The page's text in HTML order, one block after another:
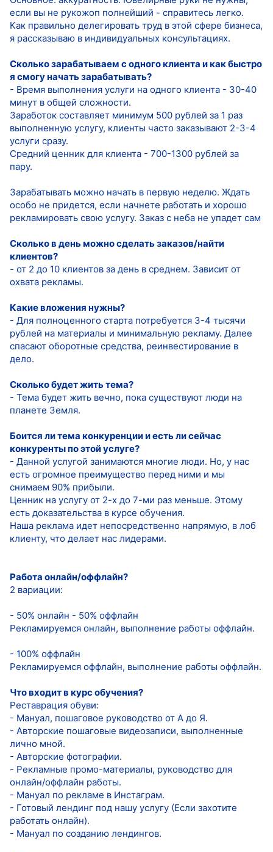
если вы не рукожоп полнейший - справитесь легко.
Как правильно делегировать труд в этой сфере бизнеса,
я рассказываю в индивидуальных консультациях.
Сколько зарабатываем с одного клиента и как быстро
я смогу начать зарабатывать?
- Время выполнения услуги на одного клиента - 30-40
минут в общей сложности.
Заработок составляет минимум 500 рублей за 1 раз
выполненную услугу, клиенты часто заказывают 2-3-4
услуги сразу.
Средний ценник для клиента - 700-1300 рублей за
пару.
Зарабатывать можно начать в первую неделю. Ждать
особо не придется, если начнете работать и хорошо
рекламировать свою услугу. Заказ с неба не упадет сам
Сколько в день можно сделать заказов/найти
клиентов?
- от 2 до 10 клиентов за день в среднем. Зависит от
охвата рекламы.
Какие вложения нужны?
- Для полноценного старта потребуется 3-4 тысячи
рублей на материалы и минимальную рекламу. Далее
спасают оборотные средства, реинвестирование в
дело.
Сколько будет жить тема?
- Тема будет жить вечно, пока существуют люди на
планете Земля.
Боится ли тема конкуренции и есть ли сейчас
конкуренты по этой услуге?
- Данной услугой занимаются многие люди. Но, у нас
есть огромное преимущество перед ними и мы
снимаем 90% прибыли.
Ценник на услугу от 2-х до 7-ми раз меньше. Этому
есть доказательства в курсе обучения.
Наша реклама идет непосредственно напрямую, в лоб
клиенту, что делает нас лидерами.
Работа онлайн/оффлайн?
2 вариации:
- 50% онлайн - 50% оффлайн
Рекламируемся онлайн, выполнение работы оффлайн.
- 100% оффлайн
Рекламируемся оффлайн, выполнение работы оффлайн.
Что входит в курс обучения?
Реставрация обуви:
- Мануал, пошаговое руководство от А до Я.
- Авторские пошаговые видеозаписи, выполненные
лично мной.
- Авторские фотографии.
- Рекламные промо-материалы, руководство для
онлайн/оффлайн работы.
- Мануал по рекламе в Инстаграм.
- Готовый лендинг под нашу услугу (Если захотите
работать онлайн).
- Мануал по созданию лендингов.